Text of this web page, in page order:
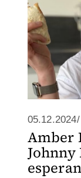
05.12.2024/
Amber
Johnny